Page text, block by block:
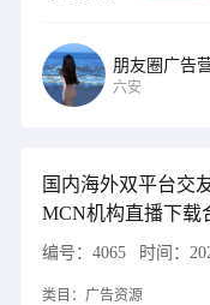
朋友圈广告
六安
国内海外双平台交
MCN机构直播下载
编号： 4065 时间：
类目： 广告资源